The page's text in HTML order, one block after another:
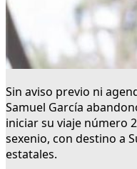
Sin aviso previo ni
Samuel García
iniciar su viaje número
sexenio, con destino a
estatales.